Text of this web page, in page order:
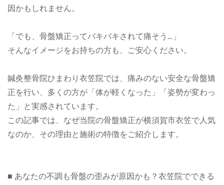
因かもしれません。
「でも、骨盤矯正ってバキバキされて痛そう…」
そんなイメージをお持ちの方も、ご安心ください。
鍼灸整骨院ひまわり衣笠院では、痛みのない安全な骨盤矯
正を行い、多くの方が「体が軽くなった」「姿勢が変わっ
た」と実感されています。
この記事では、なぜ当院の骨盤矯正が横須賀市衣笠で人気
なのか、その理由と施術の特徴をご紹介します。
■ あなたの不調も骨盤の歪みが原因かも？衣笠院でできる